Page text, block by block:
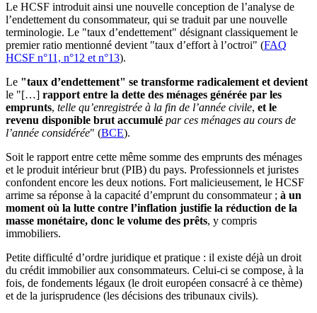
Le HCSF introduit ainsi une nouvelle conception de l’analyse de
l’endettement du consommateur, qui se traduit par une nouvelle
terminologie. Le "taux d’endettement" désignant classiquement le
premier ratio mentionné devient "taux d’effort à l’octroi" (FAQ
HCSF n°11, n°12 et n°13).
Le "taux d’endettement" se transforme radicalement et devient
le "[…] rapport entre la dette des ménages générée par les
emprunts, telle qu’enregistrée à la fin de l’année civile, et le
revenu disponible brut accumulé par ces ménages au cours de
l’année considérée" (BCE).
Soit le rapport entre cette même somme des emprunts des ménages
et le produit intérieur brut (PIB) du pays. Professionnels et juristes
confondent encore les deux notions. Fort malicieusement, le HCSF
arrime sa réponse à la capacité d’emprunt du consommateur ; à un
moment où la lutte contre l’inflation justifie la réduction de la
masse monétaire, donc le volume des prêts, y compris
immobiliers.
Petite difficulté d’ordre juridique et pratique : il existe déjà un droit
du crédit immobilier aux consommateurs. Celui-ci se compose, à la
fois, de fondements légaux (le droit européen consacré à ce thème)
et de la jurisprudence (les décisions des tribunaux civils).